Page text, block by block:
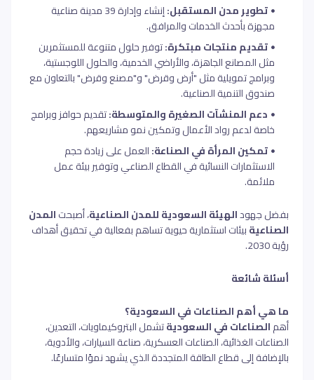
تطوير مدن المستقبل:
إنشاء وإدارة 39 مدينة صناعية
مجهزة بأحدث الخدمات والمرافق.
تقديم منتجات مبتكرة:توفير حلول متنوعة للمستثمرين
مثل المصانع الجاهزة، والأراضي الخدمية، والحلول اللوجستية،
وبرامج تمويلية مثل "أرض وقرض" و"مصنع وقرض" بالتعاون مع
صندوق التنمية الصناعية.
دعم المنشآت الصغيرة والمتوسطة:تقديم حوافز وبرامج
خاصة لدعم رواد الأعمال وتمكين نمو مشاريعهم.
تمكين المرأة في الصناعة:العمل على زيادة حجم
الاستثمارات النسائية في القطاع الصناعي وتوفير بيئة عمل
ملائمة.
بفضل جهودالهيئة السعودية للمدن الصناعية، أصبحتالمدن
الصناعيةبيئات استثمارية حيوية تساهم بفعالية في تحقيق أهداف
رؤية 2030.
أسئلة شائعة
ما هي أهم الصناعات في السعودية؟
أهمالصناعات في السعوديةتشمل البتروكيماويات، التعدين،
الصناعات الغذائية، الصناعات العسكرية، صناعة السيارات، والأدوية،
بالإضافة إلى قطاع الطاقة المتجددة الذي يشهد نموًا متسارعًا.